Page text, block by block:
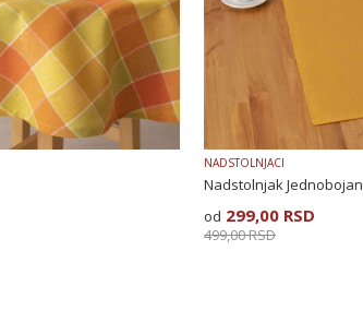
NADSTOLNJACI
Nadstolnjak Jednobojan
299,00 RSD
499,00RSD